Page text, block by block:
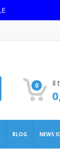
0 Il
BLOG NEWS